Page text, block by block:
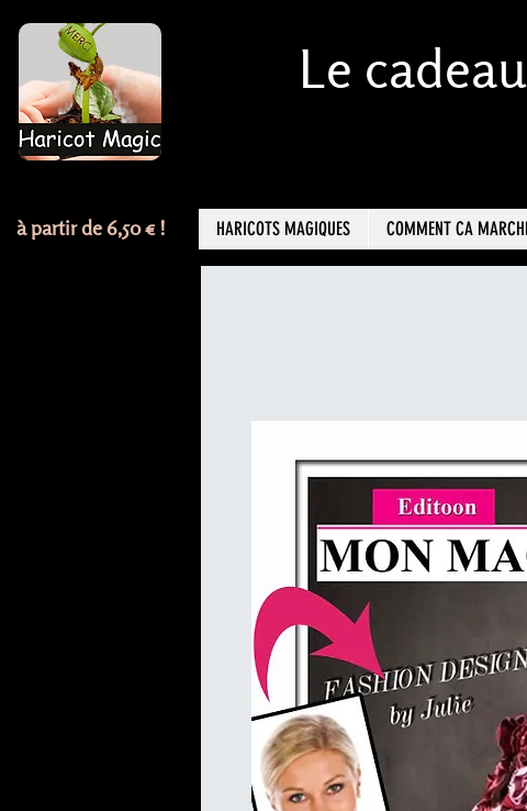
à partir de 6,50 € !
Le
HARICOTS MAGIQUES COMMENT CA